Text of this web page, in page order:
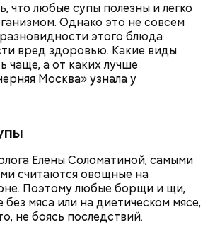
что любые супы полезны и легко
Однако это не совсем
этого блюда
вред здоровью. Какие виды
чаще, а от каких лучше
Москва» узнала у
Елены Соломатиной, самыми
считаются овощные на
Поэтому любые борщи и щи,
без мяса или на диетическом мясе,
не боясь последствий.
выводят токсины из организма
рака: чем полезен кресс-салат